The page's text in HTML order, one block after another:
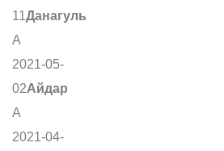
11Данагуль
А
2021-05-
02Айдар
А
2021-04-